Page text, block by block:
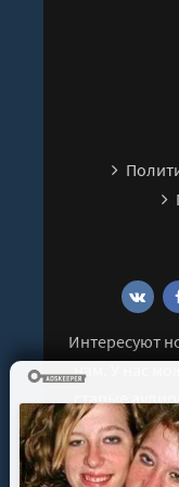
Интересуют
нам. У нас
старые